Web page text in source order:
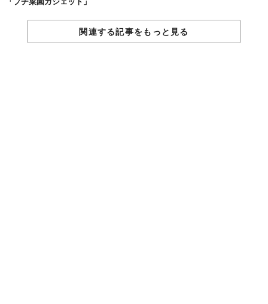
関連する記事をもっと見る